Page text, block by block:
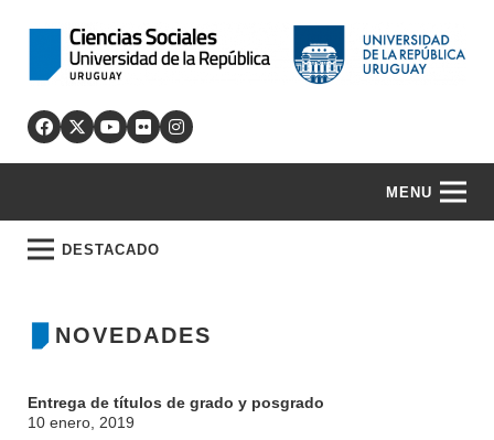
MENU
DESTACADO
NOVEDADES
Entrega de títulos de grado y posgrado
10 enero, 2019